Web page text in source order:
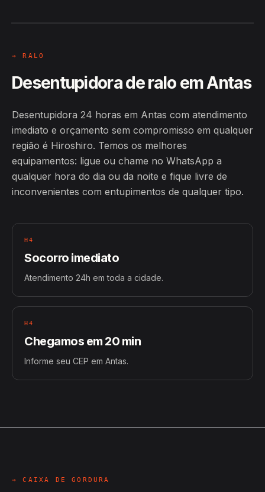
→ RALO
Desentupidora de ralo em Antas
Desentupidora 24 horas em Antas com atendimento
imediato e orçamento sem compromisso em qualquer
região é Hiroshiro. Temos os melhores
equipamentos: ligue ou chame no WhatsApp a
qualquer hora do dia ou da noite e fique livre de
inconvenientes com entupimentos de qualquer tipo.
H4
Socorro imediato
Atendimento 24h em toda a cidade.
H4
Chegamos em 20 min
Informe seu CEP em Antas.
→ CAIXA DE GORDURA